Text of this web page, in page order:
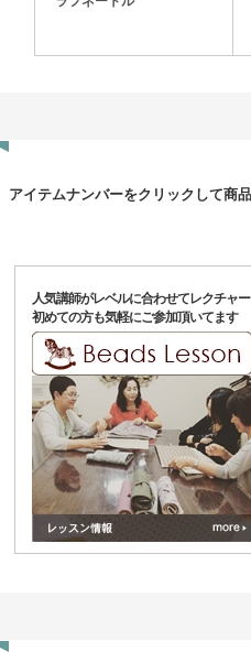
アイテムナンバーをクリックして商
人気講師がレベルに合わせてレクチャー
初めての方も気軽にご参加頂いてます